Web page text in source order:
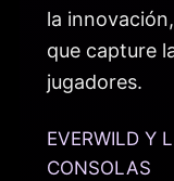
la
que capture
jugadores.
EVERWILD Y
CONSOLAS